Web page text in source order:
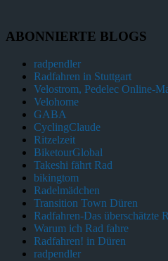
ABONNIERTE BLOGS
radpendler
Radfahren in Stuttgart
Velostrom, Pedelec Online-
Velohome
GABA
CyclingClaude
Ritzelzeit
BiketourGlobal
Takeshi fährt Rad
bikingtom
Radelmädchen
Transition Town Düren
Radfahren-Das überschätzte
Warum ich Rad fahre
Radfahren! in Düren
radpendler